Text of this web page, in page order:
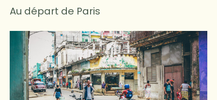
Au départ de Paris